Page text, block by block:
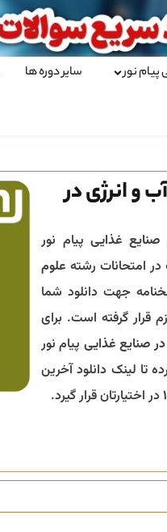
نور سایر دوره ها
و انرژی در
صنایع غذایی پیام نور
امتحانات رشته علوم
جهت دانلود شما
قرار گرفته است. برای
صنایع غذایی پیام نور
تا لینک دانلود آخرین
در اختیارتان قرار گیرد.